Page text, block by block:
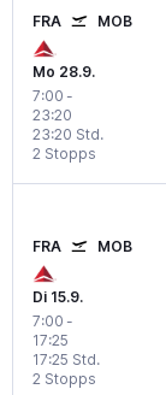
FRA MOB
Mo 28.9.
7:00 -
23:20
2 Stopps
23:20 Std.
FRA MOB
Di 15.9.
7:00 -
17:25
2 Stopps
17:25 Std.